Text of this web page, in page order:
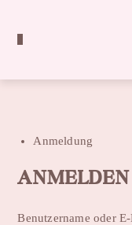
Anmeldung
ANMELDEN
Benutzername oder